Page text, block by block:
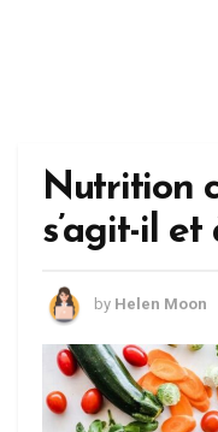
Nutrition
s’agit-il
by Helen Moon